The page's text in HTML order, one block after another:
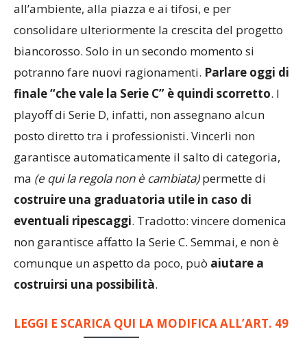
stagione importante, per dare un segnale forte
all’ambiente, alla piazza e ai tifosi, e per
consolidare ulteriormente la crescita del progetto
biancorosso. Solo in un secondo momento si
potranno fare nuovi ragionamenti.Parlare oggi di
finale “che vale la Serie C” è quindi scorretto
playoff di Serie D, infatti, non assegnano alcun
posto diretto tra i professionisti. Vincerli non
garantisce automaticamente il salto di categoria,
ma(e qui la regola non è cambiata)permette di
costruire una graduatoria utile in caso di
eventuali ripescaggi. Tradotto: vincere domenica
non garantisce affatto la Serie C. Semmai, e non è
comunque un aspetto da poco, può